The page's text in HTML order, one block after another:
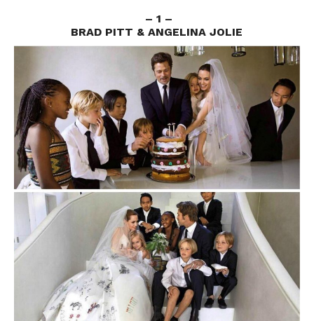
– 1 –
BRAD PITT & ANGELINA JOLIE